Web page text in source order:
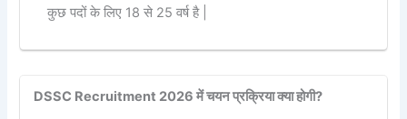
कुछ पदों के लिए 18 से 25 वर्ष है |
DSSC Recruitment 2026 में चयन प्रक्रिया क्या होगी?